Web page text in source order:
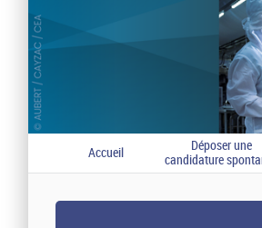
Accueil
Déposer une
candidature